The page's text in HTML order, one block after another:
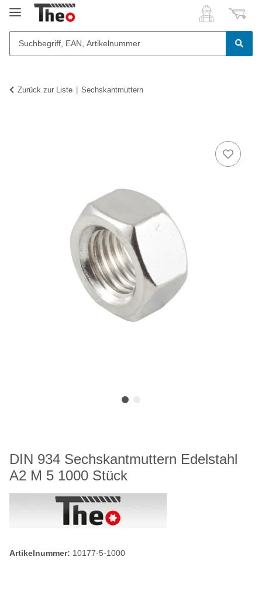
Zurück zur Liste Sechskantmuttern
DIN 934 Sechskantmuttern Edelstahl
A2 M 5 1000 Stück
Artikelnummer: 10177-5-1000